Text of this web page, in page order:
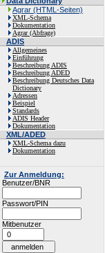
Agrar (HTML-Seiten)
XML-Schema
Dokumentation
Agrar (Abfrage)
ADIS
Allgemeines
Einführung
Beschreibung ADIS
Beschreibung ADED
Beschreibung Deutsches Data
Dictionary
Adressen
Beispiel
Standards
ADIS Header
Dokumentation
XML/ADED
XML-Schema dazu
Dokumentation
Zur Anmeldung:
Benutzer/BNR
Passwort/PIN
Mitbenutzer